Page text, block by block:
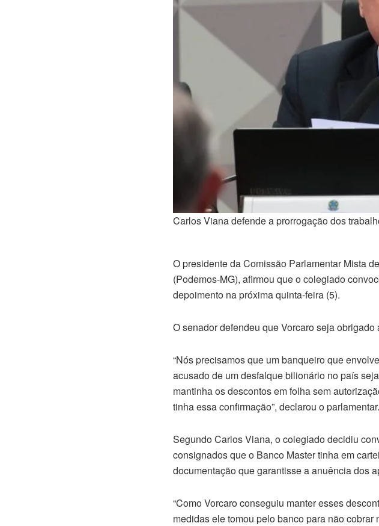
Carlos Viana defende a prorrogação dos
O presidente da Comissão Parlamentar Mista
(Podemos-MG), afirmou que o colegiado
depoimento na próxima quinta-feira (5).
O senador defendeu que Vorcaro seja obrigado
“Nós precisamos que um banqueiro que
acusado de um desfalque bilionário no país
mantinha os descontos em folha sem
tinha essa confirmação”, declarou o parlamentar.
Segundo Carlos Viana, o colegiado decidiu
consignados que o Banco Master tinha em
documentação que garantisse a anuência dos
“Como Vorcaro conseguiu manter esses
medidas ele tomou pelo banco para não